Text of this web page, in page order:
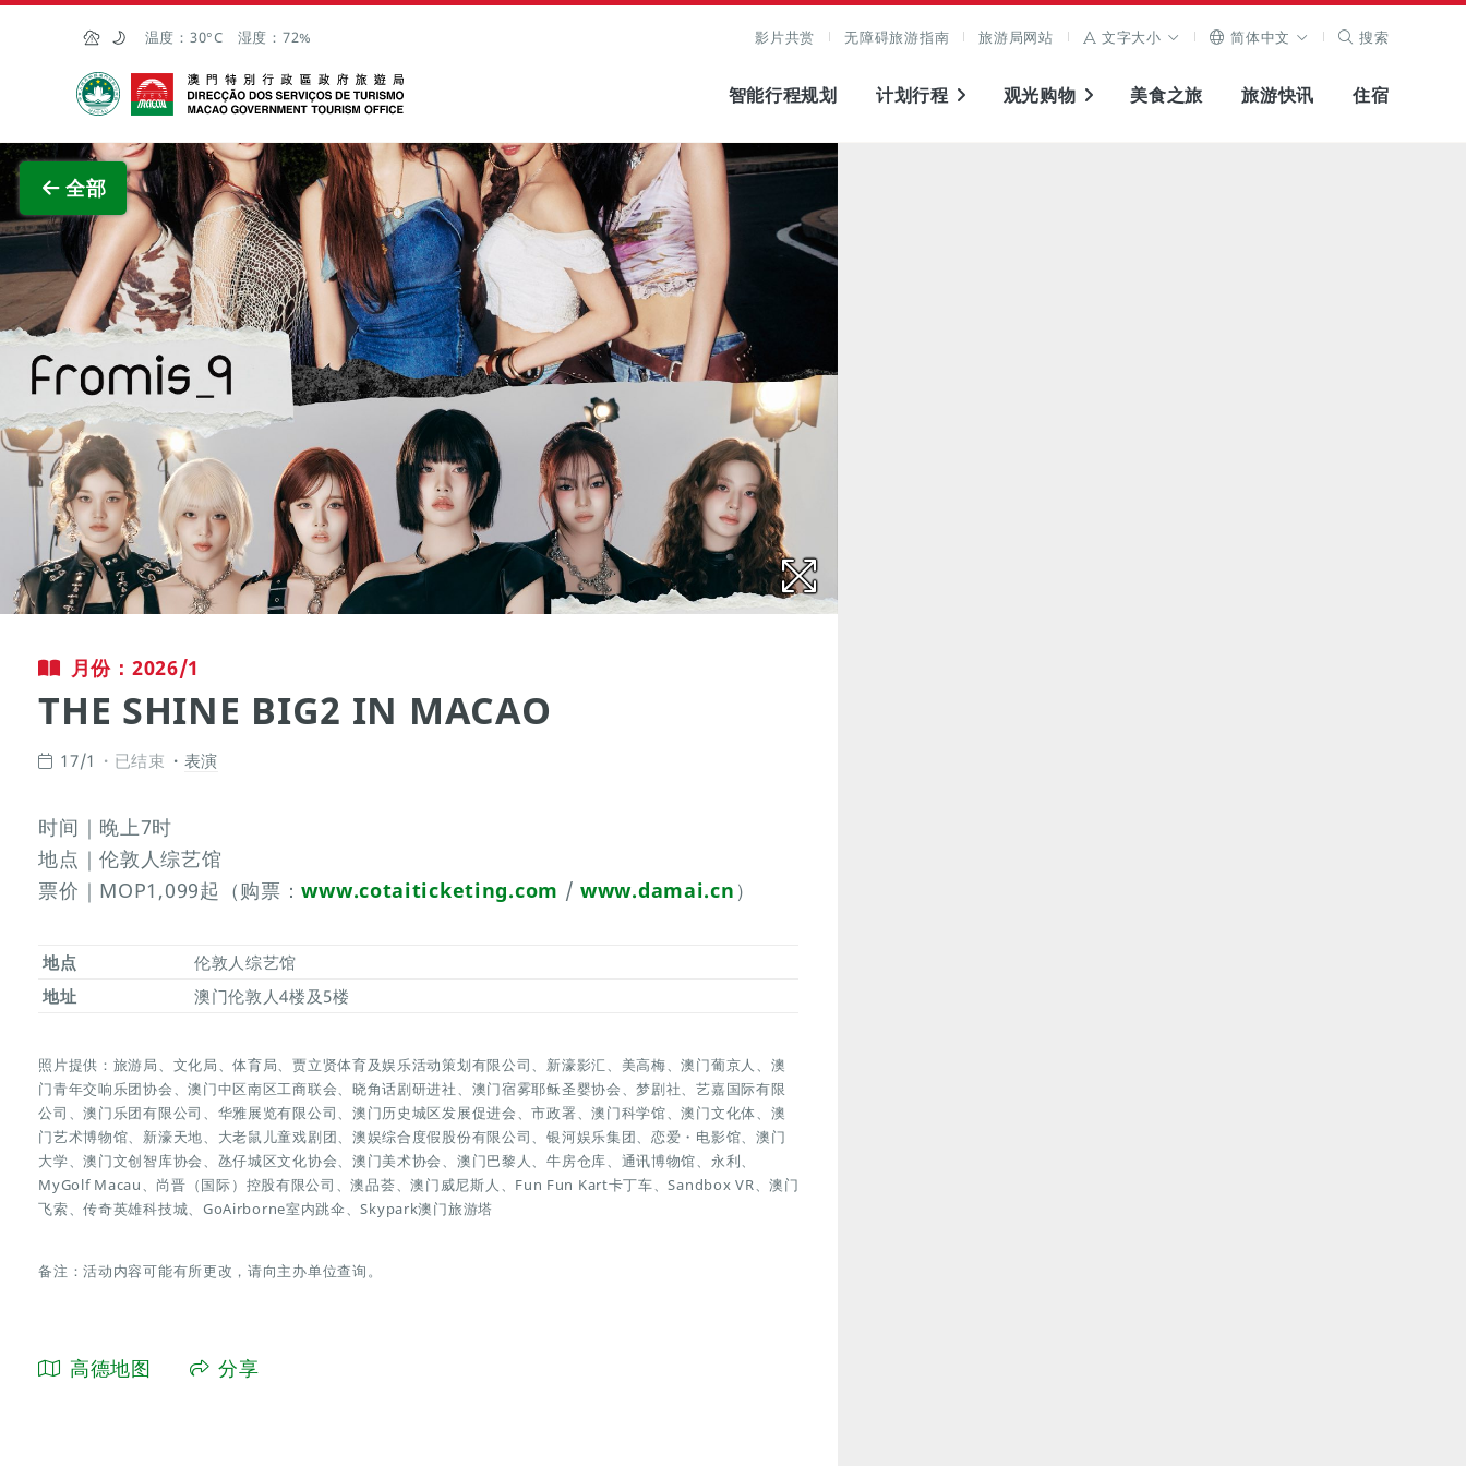
跳至主内容
温度： 30°C 湿度： 72% 影片共赏 无障碍旅游指南 旅游局网站 文字大小 简体中文 搜索
澳门特别行政区政府旅游局
智能行程规划 计划行程 观光购物 美食之旅 旅游快讯 住宿
全部
查看原图
月份：2026/1
THE SHINE BIG2 IN MACAO
17/1 已结束 表演
时间｜晚上7时
地点｜伦敦人综艺馆
票价｜MOP1,099起（购票：www.cotaiticketing.com /www.damai.cn ）
地点
伦敦人综艺馆
地址
澳门伦敦人4楼及5楼
照片提供：旅游局、文化局、体育局、贾立贤体育及娱乐活动策划有限公司、新濠影汇、美高梅、澳门葡京人、澳
门青年交响乐团协会、澳门中区南区工商联会、晓角话剧研进社、澳门宿雾耶稣圣婴协会、梦剧社、艺嘉国际有限
公司、澳门乐团有限公司、华雅展览有限公司、澳门历史城区发展促进会、市政署、澳门科学馆、澳门文化体、澳
门艺术博物馆、新濠天地、大老鼠儿童戏剧团、澳娱综合度假股份有限公司、银河娱乐集团、恋爱・电影馆、澳门
大学、澳门文创智库协会、氹仔城区文化协会、澳门美术协会、澳门巴黎人、牛房仓库、通讯博物馆、永利、
MyGolf Macau、尚晋（国际）控股有限公司、澳品荟、澳门威尼斯人、Fun Fun Kart卡丁车、Sandbox VR、澳门
飞索、传奇英雄科技城、GoAirborne室内跳伞、Skypark澳门旅游塔
备注：活动内容可能有所更改，请向主办单位查询。
高德地图 分享